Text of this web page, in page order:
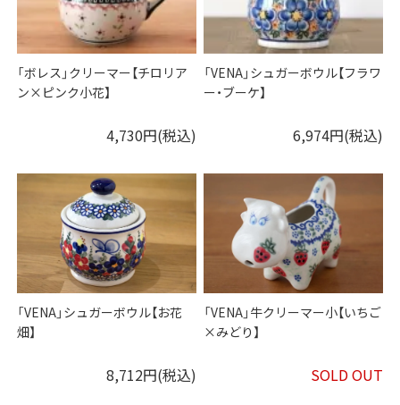
「ボレス」クリーマー【チロリア
ン×ピンク小花】
4,730円(税込)
「VENA」シュガーボウル【フラワ
ー・ブーケ】
6,974円(税込)
「VENA」シュガーボウル【お花
畑】
8,712円(税込)
「VENA」牛クリーマー小【いちご
×みどり】
SOLD OUT